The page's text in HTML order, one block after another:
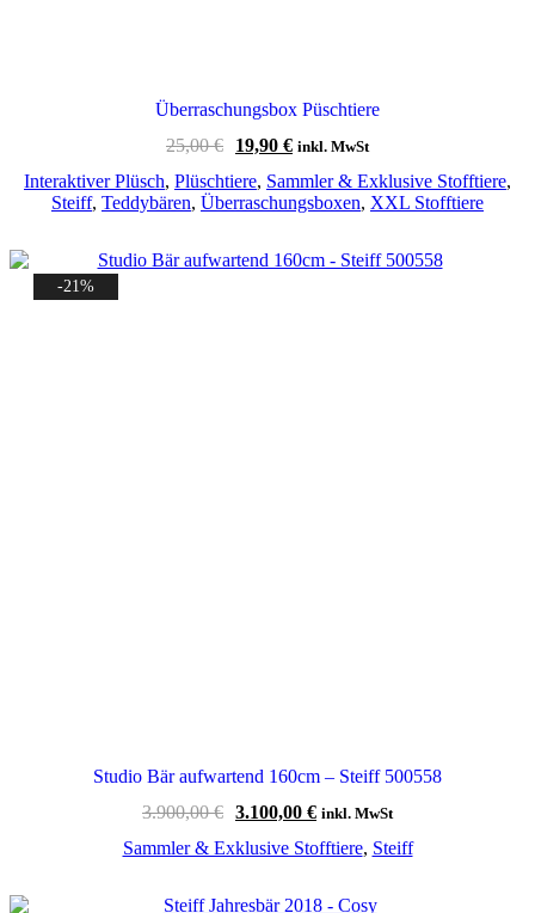
Überraschungsbox Püschtiere
25,00€
Ursprünglicher
war:
25,00 €
19,90 €Aktueller
ist:
19,90 €.
inkl. MwSt
Interaktiver Plüsch, Plüschtiere, Sammler & Exklusive Stofftiere,
Steiff, Teddybären, Überraschungsboxen, XXL Stofftiere
-21%
Studio Bär aufwartend 160cm – Steiff 500558
3.900,00€ Ursprünglicher
war:
3.100,00 €Aktueller
ist:
inkl. MwSt
Sammler & Exklusive Stofftiere, Steiff